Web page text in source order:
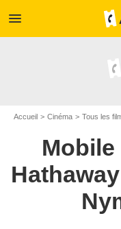
menu
Accueil Cinéma Tous les